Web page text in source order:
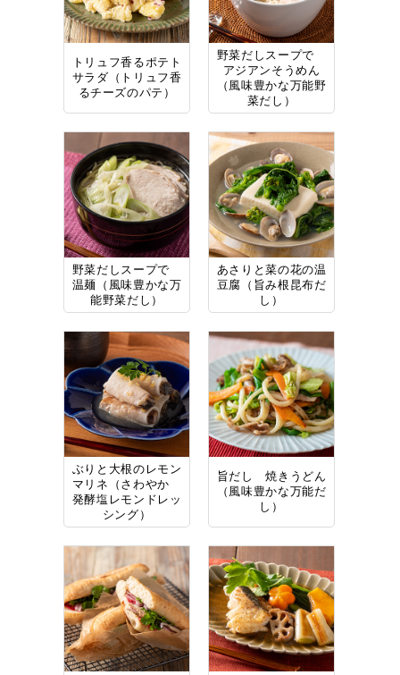
トリュフ香るポテト
サラダ（トリュフ香
るチーズのパテ）
野菜だしスープで
アジアンそうめん
（風味豊かな万能野
菜だし）
野菜だしスープで
温麺（風味豊かな万
能野菜だし）
あさりと菜の花の温
豆腐（旨み根昆布だ
し）
ぶりと大根のレモン
マリネ（さわやか
発酵塩レモンドレッ
シング）
旨だし 焼きうどん
（風味豊かな万能だ
し）